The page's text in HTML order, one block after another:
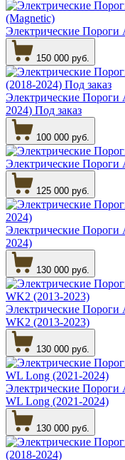
Электрические Пороги
150 000 руб.
Электрические Пороги
2024) Под заказ
100 000 руб.
Электрические Пороги
125 000 руб.
Электрические Пороги
2024)
130 000 руб.
Электрические Пороги
WK2 (2013-2023)
130 000 руб.
Электрические Пороги
WL Long (2021-2024)
130 000 руб.